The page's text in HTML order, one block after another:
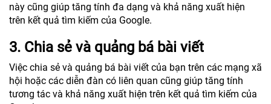
này cũng giúp tăng tính đa dạng và khả năng xuất hiện
trên kết quả tìm kiếm của Google.
3. Chia sẻ và quảng bá bài viết
Việc chia sẻ và quảng bá bài viết của bạn trên các mạng xã
hội hoặc các diễn đàn có liên quan cũng giúp tăng tính
tương tác và khả năng xuất hiện trên kết quả tìm kiếm của